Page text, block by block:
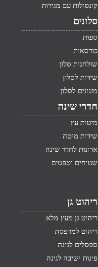
קונסולות עם מגירות
סלונים
ספות
כורסאות
שולחנות סלון
שידות לסלון
מזנונים לסלון
חדרי שינה
מיטות עץ
שידות מיטה
ארונות לחדר שינה
שטיחים וטפטים
ריהוט גן
ריהוט גן מעץ מלא
ריהוט למרפסת
ספסלים לגינה
פינות ישיבה לגינה